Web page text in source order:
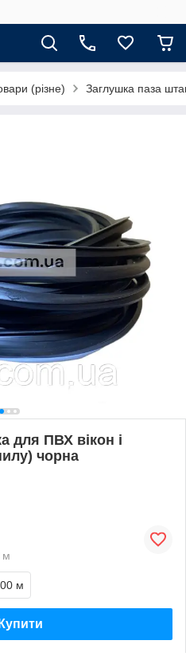
(різне) Заглушка паза
для ПВХ вікон і
чорна
м
м
Купити